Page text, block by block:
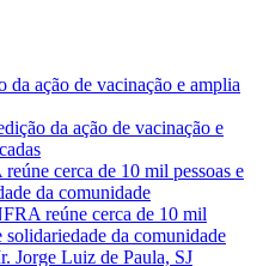
da ação de vacinação e
reúne cerca de 10 mil
solidariedade da comunidade